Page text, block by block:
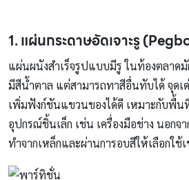
1. แผ่นกระดาษอัดเจาะรู (
แผ่นผนังสำเร็จรูปแบบมีรู ในท้องตลาดมั
มีสีน้ำตาล แต่สามารถทาสีอื่นทับได้ จุดเ
เพิ่มฟังก์ชันแขวนของได้ดี เหมาะกับพื้น
อุปกรณ์ชิ้นเล็ก เช่น เครื่องมือช่าง นอกจ
ทำจากเหล็กและผ่านการอบสีให้เลือกใช้